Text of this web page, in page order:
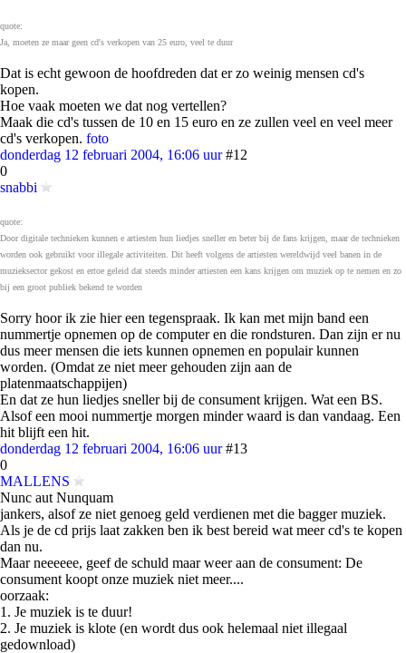
quote:
Ja, moeten ze maar geen cd's verkopen van 25 euro, veel te duur
Dat is echt gewoon de hoofdreden dat er zo weinig mensen cd's
kopen.
Hoe vaak moeten we dat nog vertellen?
Maak die cd's tussen de 10 en 15 euro en ze zullen veel en veel meer
cd's verkopen. foto
donderdag 12 februari 2004, 16:06 uur #12
0
snabbi
quote:
Door digitale technieken kunnen e artiesten hun liedjes sneller en beter bij de fans krijgen, maar de technieken
worden ook gebruikt voor illegale activiteiten. Dit heeft volgens de artiesten wereldwijd veel banen in de
muzieksector gekost en ertoe geleid dat steeds minder artiesten een kans krijgen om muziek op te nemen en zo
bij een groot publiek bekend te worden
Sorry hoor ik zie hier een tegenspraak. Ik kan met mijn band een
nummertje opnemen op de computer en die rondsturen. Dan zijn er nu
dus meer mensen die iets kunnen opnemen en populair kunnen
worden. (Omdat ze niet meer gehouden zijn aan de
platenmaatschappijen)
En dat ze hun liedjes sneller bij de consument krijgen. Wat een BS.
Alsof een mooi nummertje morgen minder waard is dan vandaag. Een
hit blijft een hit.
donderdag 12 februari 2004, 16:06 uur #13
0
MALLENS
Nunc aut Nunquam
jankers, alsof ze niet genoeg geld verdienen met die bagger muziek.
Als je de cd prijs laat zakken ben ik best bereid wat meer cd's te kopen
dan nu.
Maar neeeeee, geef de schuld maar weer aan de consument: De
consument koopt onze muziek niet meer....
oorzaak:
1. Je muziek is te duur!
2. Je muziek is klote (en wordt dus ook helemaal niet illegaal
gedownload)